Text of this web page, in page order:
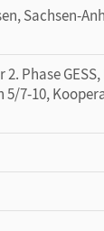
Sachsen-
Phase
5/7-10,